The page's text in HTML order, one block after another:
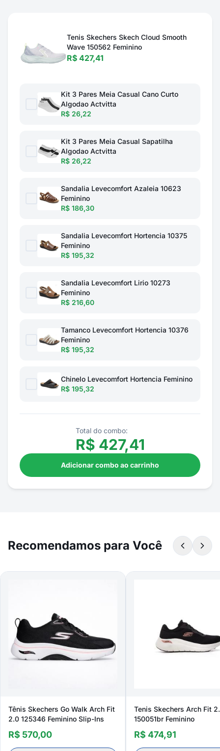
Tenis Skechers Skech Cloud Smooth
Wave 150562 Feminino
R$ 427,41
Kit 3 Pares Meia Casual Cano Curto
Algodao Actvitta
R$ 26,22
Kit 3 Pares Meia Casual Sapatilha
Algodao Actvitta
R$ 26,22
Sandalia Levecomfort Azaleia 10623
Feminino
R$ 186,30
Sandalia Levecomfort Hortencia 10375
Feminino
R$ 195,32
Sandalia Levecomfort Lirio 10273
Feminino
R$ 216,60
Tamanco Levecomfort Hortencia 10376
Feminino
R$ 195,32
Chinelo Levecomfort Hortencia Feminino
R$ 195,32
Total do combo:
R$ 427,41
Adicionar combo ao carrinho
Recomendamos para Você
Tênis Skechers Go Walk Arch Fit
2.0 125346 Feminino Slip-Ins
R$ 570,00
Tenis Skechers Arch Fit
150051br Feminino
R$ 474,91